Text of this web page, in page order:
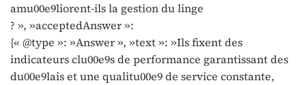
amu00e9liorent-ils la gestion du linge
? », »acceptedAnswer »:
{« @type »: »Answer », »text »: »Ils fixent des
indicateurs clu00e9s de performance garantissant des
du00e9lais et une qualitu00e9 de service constante,